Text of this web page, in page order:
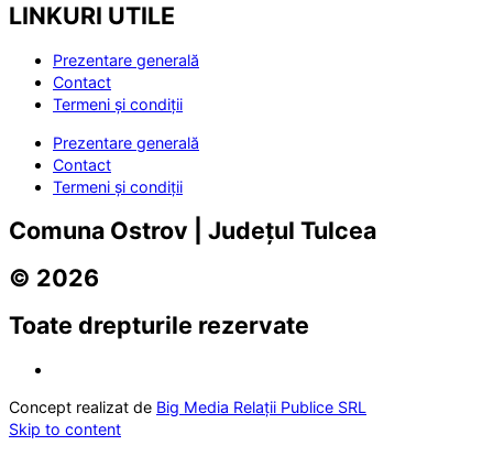
LINKURI UTILE
Prezentare generală
Contact
Termeni și condiții
Prezentare generală
Contact
Termeni și condiții
Comuna Ostrov | Județul Tulcea
© 2026
Toate drepturile rezervate
Concept realizat de Big Media Relații Publice SRL
Skip to content